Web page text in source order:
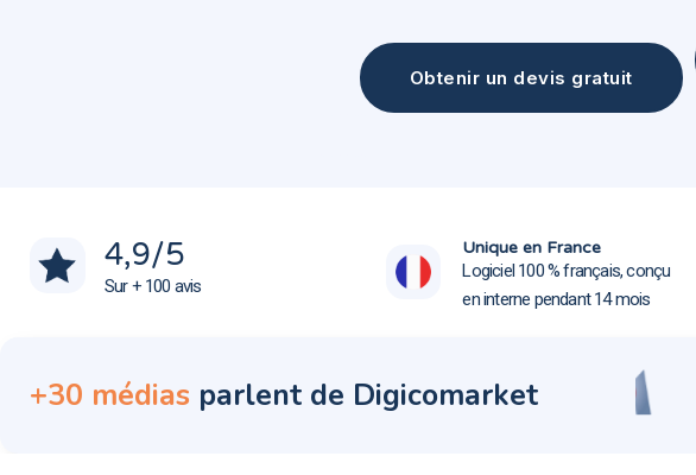
Obtenir un devis gratuit
4,9/5
Sur + 100 avis
Unique en France
Logiciel 100 % français, conçu
en interne pendant 14 mois
+30 médias parlent de Digicomarket